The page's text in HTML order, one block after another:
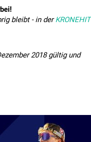
bleibt - in derKRONEHIT
2018 gültig und